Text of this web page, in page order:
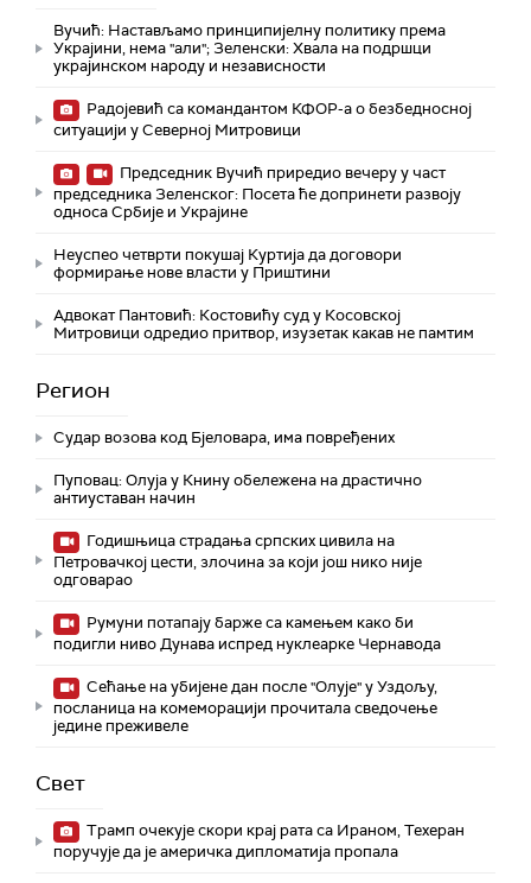
Вучић: Настављамо принципијелну политику према
Украјини, нема "али"; Зеленски: Хвала на подршци
украјинском народу и независности
Радојевић са командантом КФОР-а о безбедносној
ситуацији у Северној Митровици
Председник Вучић приредио вечеру у част
председника Зеленског: Посета ће допринети развоју
односа Србије и Украјине
Неуспео четврти покушај Куртија да договори
формирање нове власти у Приштини
Адвокат Пантовић: Костовићу суд у Косовској
Митровици одредио притвор, изузетак какав не памтим
Регион
Судар возова код Бјеловара, има повређених
Пуповац: Олуја у Книну обележена на драстично
антиуставан начин
Годишњица страдања српских цивила на
Петровачкој цести, злочина за који још нико није
одговарао
Румуни потапају барже са камењем како би
подигли ниво Дунава испред нуклеарке Чернавода
Сећање на убијене дан после "Олује" у Уздољу,
посланица на комеморацији прочитала сведочење
једине преживеле
Свет
Трамп очекује скори крај рата са Ираном, Техеран
поручује да је америчка дипломатија пропала